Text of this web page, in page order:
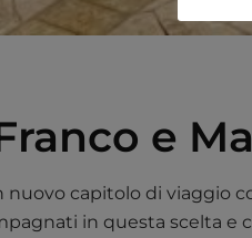
e
nuovo capitolo di viaggio
in questa scelta